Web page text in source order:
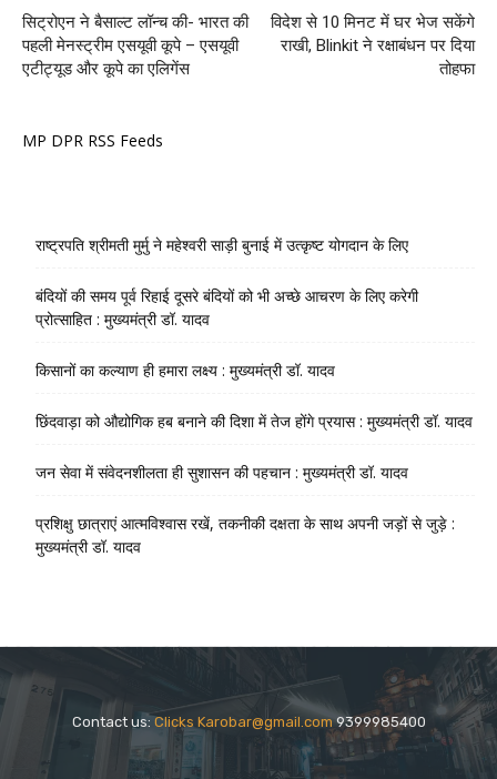
सिट्रोएन ने बैसाल्ट लॉन्च की- भारत की
पहली मेनस्ट्रीम एसयूवी कूपे – एसयूवी
एटीट्यूड और कूपे का एलिगेंस
विदेश से 10 मिनट में घर भेज सकेंगे
राखी, Blinkit ने रक्षाबंधन पर दिया
तोहफा
MP DPR RSS Feeds
राष्ट्रपति श्रीमती मुर्मु ने महेश्वरी साड़ी बुनाई में उत्कृष्ट योगदान के लिए
बंदियों की समय पूर्व रिहाई दूसरे बंदियों को भी अच्छे आचरण के लिए करेगी
प्रोत्साहित : मुख्यमंत्री डॉ. यादव
किसानों का कल्याण ही हमारा लक्ष्य : मुख्यमंत्री डॉ. यादव
छिंदवाड़ा को औद्योगिक हब बनाने की दिशा में तेज होंगे प्रयास : मुख्यमंत्री डॉ. यादव
जन सेवा में संवेदनशीलता ही सुशासन की पहचान : मुख्यमंत्री डॉ. यादव
प्रशिक्षु छात्राएं आत्मविश्वास रखें, तकनीकी दक्षता के साथ अपनी जड़ों से जुड़े :
मुख्यमंत्री डॉ. यादव
Contact us: Clicks Karobar@gmail.com9399985400